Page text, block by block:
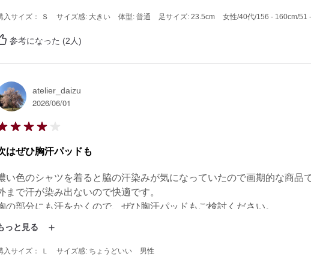
ースリーブやフレンチスリーブより半袖なだけあって冷房対策になっ
入サイズ： Ｓ サイズ感: 大きい 体型: 普通 足サイズ: 23.5cm 女性/40代/156 - 160cm/51
参考になった (2人)
atelier_daizu
2026/06/01
はぜひ胸汗パッドも
い色のシャツを着ると脇の汗染みが気になっていたので画期的な商品で
まで汗が染み出ないので快適です。
の部分にも汗をかくので、ぜひ胸汗パッドもご検討ください。
Uネックもあるといいと思います。
っと見る
入サイズ： Ｌ サイズ感: ちょうどいい 男性